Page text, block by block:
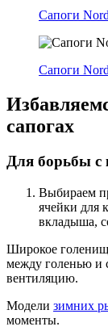
Сапоги
Сапоги
сапогах
Для борьбы с
Выбираем
ячейки для
вкладыша,
Широкое
между голенью и
вентиляцию.
Модели зимних
моменты.